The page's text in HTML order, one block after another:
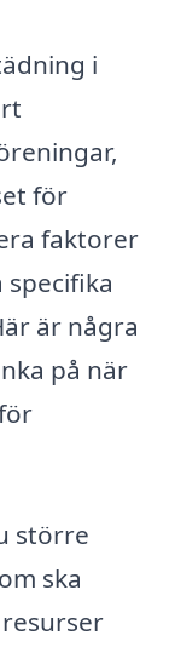
i
för
faktorer
är några
på när
större
ska